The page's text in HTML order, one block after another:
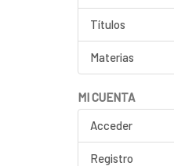
Títulos
Materias
MI CUENTA
Acceder
Registro